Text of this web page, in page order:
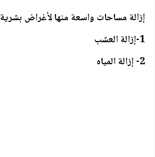
إزالة مساحات واسعة منها لأغراض بشرية
1-إزالة العشب
2- إزالة المياه